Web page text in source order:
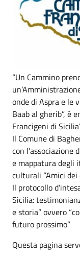
“Un Cammino
onde di Aspra e le
Baab al gherib”, è
Francigeni di
Il Comune di
con l’associazione
e mappatura degli
culturali “Amici
Il protocollo
Sicilia:
e storia” ovvero
futuro prossimo”
Questa pagina